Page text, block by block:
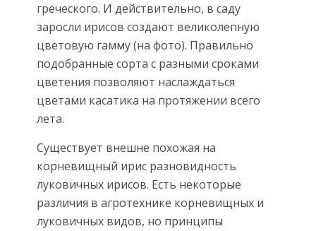
греческого. И действительно, в саду
заросли ирисов создают великолепную
цветовую гамму (на фото). Правильно
подобранные сорта с разными сроками
цветения позволяют наслаждаться
цветами касатика на протяжении всего
лета.
Существует внешне похожая на
корневищный ирис разновидность
луковичных ирисов. Есть некоторые
различия в агротехнике корневищных и
луковичных видов, но принципы